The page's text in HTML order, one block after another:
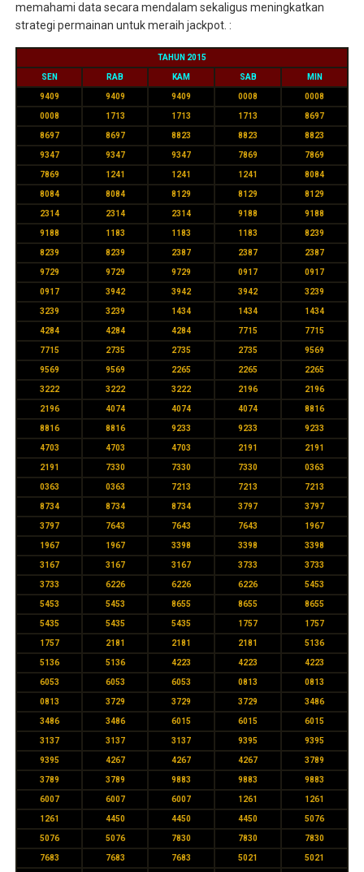
memahami data secara mendalam sekaligus meningkatkan
strategi permainan untuk meraih jackpot. :
TAHUN 2015
SEN RAB KAM SAB MIN
9409 9409 9409 0008 0008
0008 1713 1713 1713 8697
8697 8697 8823 8823 8823
9347 9347 9347 7869 7869
7869 1241 1241 1241 8084
8084 8084 8129 8129 8129
2314 2314 2314 9188 9188
9188 1183 1183 1183 8239
8239 8239 2387 2387 2387
9729 9729 9729 0917 0917
0917 3942 3942 3942 3239
3239 3239 1434 1434 1434
4284 4284 4284 7715 7715
7715 2735 2735 2735 9569
9569 9569 2265 2265 2265
3222 3222 3222 2196 2196
2196 4074 4074 4074 8816
8816 8816 9233 9233 9233
4703 4703 4703 2191 2191
2191 7330 7330 7330 0363
0363 0363 7213 7213 7213
8734 8734 8734 3797 3797
3797 7643 7643 7643 1967
1967 1967 3398 3398 3398
3167 3167 3167 3733 3733
3733 6226 6226 6226 5453
5453 5453 8655 8655 8655
5435 5435 5435 1757 1757
1757 2181 2181 2181 5136
5136 5136 4223 4223 4223
6053 6053 6053 0813 0813
0813 3729 3729 3729 3486
3486 3486 6015 6015 6015
3137 3137 3137 9395 9395
9395 4267 4267 4267 3789
3789 3789 9883 9883 9883
6007 6007 6007 1261 1261
1261 4450 4450 4450 5076
5076 5076 7830 7830 7830
7683 7683 7683 5021 5021